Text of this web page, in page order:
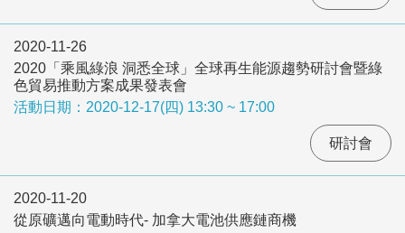
2020-11-26
2020「乘風綠浪 洞悉全球」全球再生能源趨勢研討會暨綠
色貿易推動方案成果發表會
活動日期：2020-12-17(四) 13:30 ~ 17:00
研討會
2020-11-20
從原礦邁向電動時代- 加拿大電池供應鏈商機